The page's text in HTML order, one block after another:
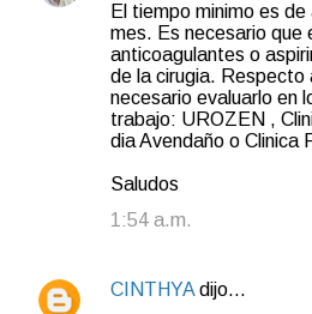
El tiempo minimo es
mes. Es necesario que
anticoagulantes o
de la cirugia. Respecto
necesario evaluarlo en
trabajo: UROZEN ,
dia Avendaño o Clinica
Saludos
1:54 a.m.
CINTHYA dijo…